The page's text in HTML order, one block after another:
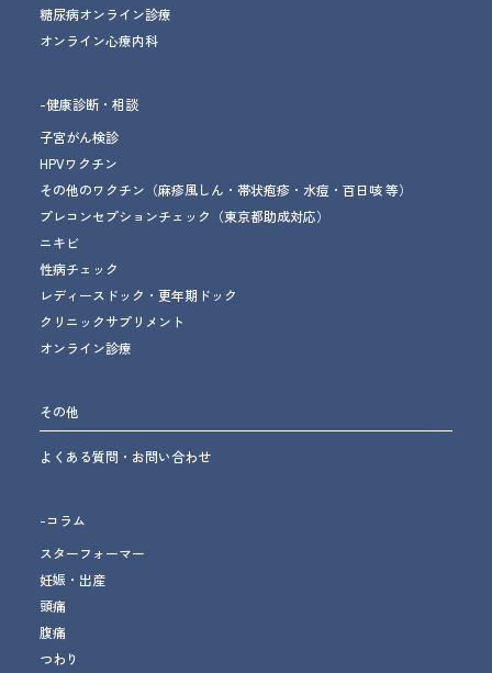
糖尿病オンライン診療
オンライン心療内科
-健康診断・相談
子宮がん検診
HPVワクチン
その他のワクチン （麻疹風しん・帯状疱疹・水痘・百日咳 等）
プレコンセプションチェック （東京都助成対応）
ニキビ
性病チェック
レディースドック・更年期ドック
クリニックサプリメント
オンライン診療
その他
よくある質問・お問い合わせ
-コラム
スターフォーマー
妊娠・出産
頭痛
腹痛
つわり